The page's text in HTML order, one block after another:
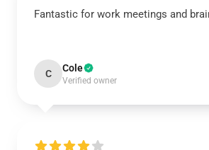
Fantastic for work meetings and
C Cole
Verified owner